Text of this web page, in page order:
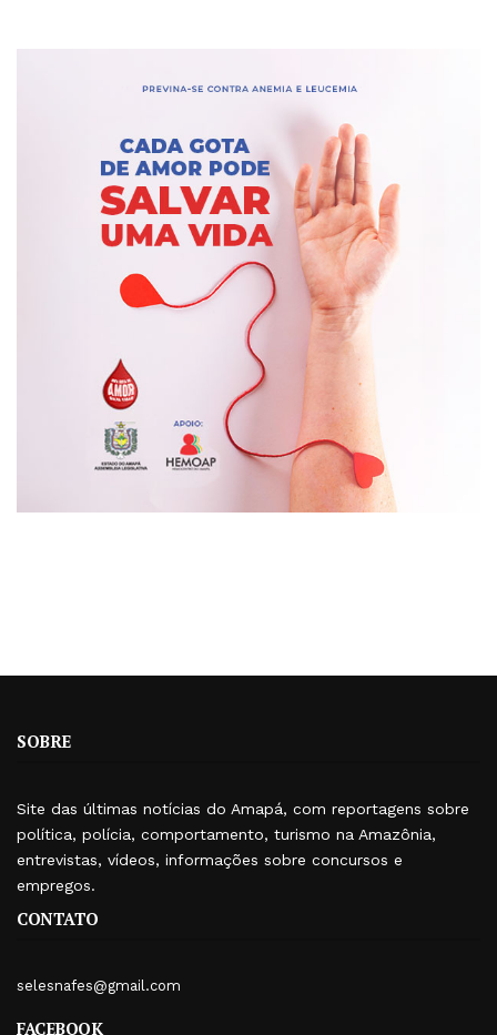
SOBRE
Site das últimas notícias do Amapá, com reportagens sobre
política, polícia, comportamento, turismo na Amazônia,
entrevistas, vídeos, informações sobre concursos e
empregos.
CONTATO
selesnafes@gmail.com
FACEBOOK